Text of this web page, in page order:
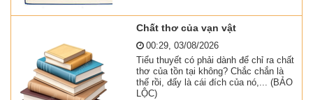
Chất thơ của vạn vật
00:29, 03/08/2026
Tiểu thuyết có phải dành để chỉ ra chất
thơ của tồn tại không? Chắc chắn là
thế rồi, đấy là cái đích của nó,... (BẢO
LỘC)